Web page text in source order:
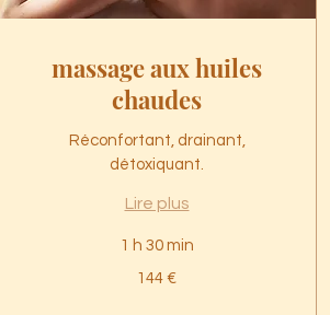
massage aux huiles
chaudes
Réconfortant, drainant,
détoxiquant.
Lire plus
1 h 30 min
144 €